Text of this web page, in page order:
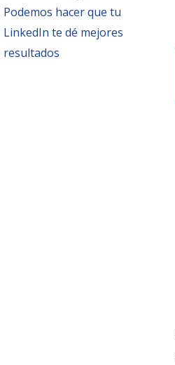
Podemos hacer que tu
LinkedIn te dé mejores
resultados